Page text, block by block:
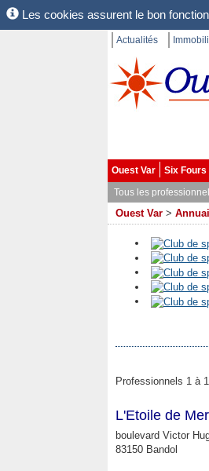
Les cookies assurent le bon
Actualités
Ouest Var Six Fours
Tous les
Ouest Var >
Professionnels 1 à
L'Etoile de Mer
boulevard Victor
83150 Bandol